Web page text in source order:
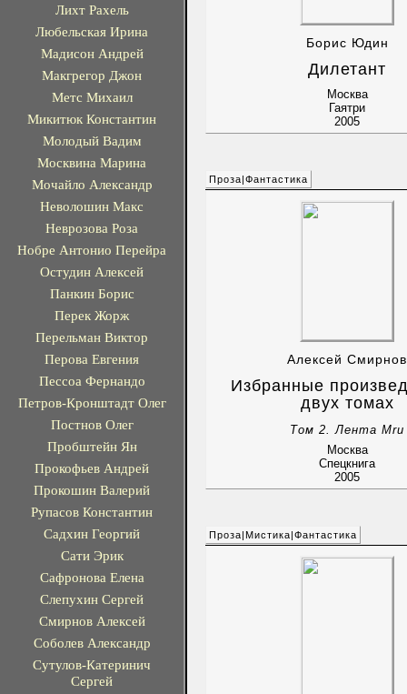
Лихт Рахель
Любельская Ирина
Мадисон Андрей
Макгрегор Джон
Метс Михаил
Микитюк Константин
Молодый Вадим
Москвина Марина
Мочайло Александр
Неволошин Макс
Неврозова Роза
Нобре Антонио Перейра
Остудин Алексей
Панкин Борис
Перек Жорж
Перельман Виктор
Перова Евгения
Пессоа Фернандо
Петров-Кронштадт Олег
Постнов Олег
Пробштейн Ян
Прокофьев Андрей
Прокошин Валерий
Рупасов Константин
Садхин Георгий
Сати Эрик
Сафронова Елена
Слепухин Сергей
Смирнов Алексей
Соболев Александр
Сутулов-Катеринич
Сергей
Борис Юдин
Дилетант
Москва
Гаятри
2005
Проза|Фантастика
Алексей Смирнов
Избранные
двух томах
Том 2. Лента Mru
Москва
Спецкнига
2005
Проза|Мистика|Фантастика